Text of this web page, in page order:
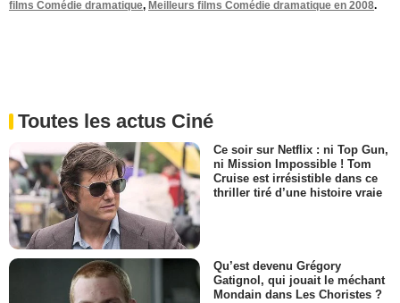
films Comédie dramatique, Meilleurs films Comédie dramatique en 2008.
Toutes les actus Ciné
Ce soir sur Netflix : ni Top Gun,
ni Mission Impossible ! Tom
Cruise est irrésistible dans ce
thriller tiré d’une histoire vraie
Qu’est devenu Grégory
Gatignol, qui jouait le méchant
Mondain dans Les Choristes ?